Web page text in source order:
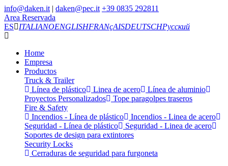
info@daken.it | daken@pec.it +39 0835 292811
Area Reservada
ES
ITALIANOENGLISHFRANçAISDEUTSCHРусский
Home
Empresa
Productos
Truck & Trailer
Línea de plástico
Linea de acero
Línea de aluminio
Proyectos Personalizados
Tope paragolpes traseros
Fire & Safety
Incendios - Línea de plástico
Incendios - Linea de acero
Seguridad - Línea de plástico
Seguridad - Linea de acero
Soportes de design para extintores
Security Locks
Cerraduras de seguridad para furgoneta